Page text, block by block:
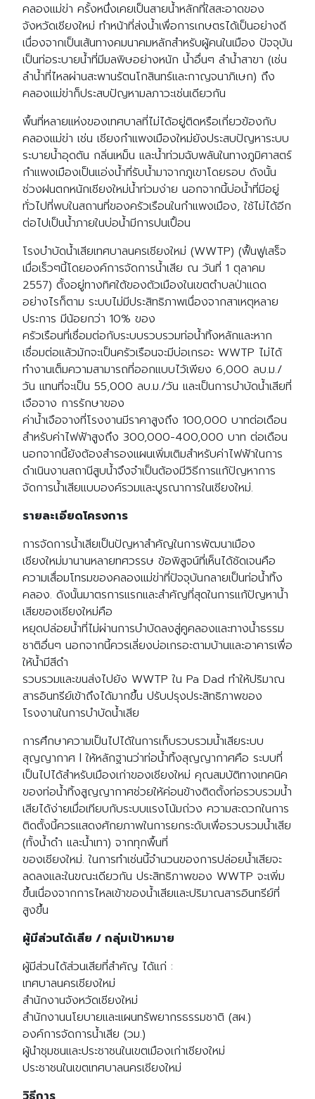
คลองแม่ข่า ครั้งหนึ่งเคยเป็นสายน้ำหลักที่ใสสะอาดของ
จังหวัดเชียงใหม่ ทำหน้าที่ส่งน้ำเพื่อการเกษตรได้เป็นอย่างดี
เนื่องจากเป็นเส้นทางคมนาคมหลักสำหรับผู้คนในเมือง ปัจจุบัน
เป็นท่อระบายน้ำที่มีมลพิษอย่างหนัก น้ำอื่นๆ ลำน้ำสาขา (เช่น
ลำน้ำที่ไหลผ่านสะพานรัตนโกสินทร์และกาญจนาภิเษก) ถึง
คลองแม่ข่าก็ประสบปัญหามลภาวะเช่นเดียวกัน
พื้นที่หลายแห่งของเทศบาลที่ไม่ได้อยู่ติดหรือเกี่ยวข้องกับ
คลองแม่ข่า เช่น เชียงกำแพงเมืองใหม่ยังประสบปัญหาระบบ
ระบายน้ำอุดตัน กลิ่นเหม็น และน้ำท่วมฉับพลันในทางภูมิศาสตร์
กำแพงเมืองเป็นแอ่งน้ำที่รับน้ำมาจากภูเขาโดยรอบ ดังนั้น
ช่วงฝนตกหนักเชียงใหม่น้ำท่วมง่าย นอกจากนี้บ่อน้ำที่มีอยู่
ทั่วไปที่พบในสถานที่ของครัวเรือนในกำแพงเมือง, ใช้ไม่ได้อีก
ต่อไปเป็นน้ำภายในบ่อน้ำมีการปนเปื้อน
โรงบำบัดน้ำเสียเทศบาลนครเชียงใหม่ (WWTP) (ฟื้นฟูเสร็จ
เมื่อเร็วๆนี้โดยองค์การจัดการน้ำเสีย ณ วันที่ 1 ตุลาคม
2557) ตั้งอยู่ทางทิศใต้ของตัวเมืองในเขตตำบลป่าแดด
อย่างไรก็ตาม ระบบไม่มีประสิทธิภาพเนื่องจากสาเหตุหลาย
ประการ มีน้อยกว่า 10% ของ
ครัวเรือนที่เชื่อมต่อกับระบบรวบรวมท่อน้ำทิ้งหลักและหาก
เชื่อมต่อแล้วมักจะเป็นครัวเรือนจะมีบ่อเกรอะ WWTP ไม่ได้
ทำงานเต็มความสามารถที่ออกแบบไว้เพียง 6,000 ลบ.ม./
วัน แทนที่จะเป็น 55,000 ลบ.ม./วัน และเป็นการบำบัดน้ำเสียที่
เจือจาง การรักษาของ
ค่าน้ำเจือจางที่โรงงานมีราคาสูงถึง 100,000 บาทต่อเดือน
สำหรับค่าไฟฟ้าสูงถึง 300,000-400,000 บาท ต่อเดือน
นอกจากนี้ยังต้องสำรองแผนเพิ่มเติมสำหรับค่าไฟฟ้าในการ
ดำเนินงานสถานีสูบน้ำจึงจำเป็นต้องมีวิธีการแก้ปัญหาการ
จัดการน้ำเสียแบบองค์รวมและบูรณาการในเชียงใหม่.
รายละเอียดโครงการ
การจัดการน้ำเสียเป็นปัญหาสำคัญในการพัฒนาเมือง
เชียงใหม่มานานหลายทศวรรษ ข้อพิสูจน์ที่เห็นได้ชัดเจนคือ
ความเสื่อมโทรมของคลองแม่ข่าที่ปัจจุบันกลายเป็นท่อน้ำทิ้ง
คลอง. ดังนั้นมาตรการแรกและสำคัญที่สุดในการแก้ปัญหาน้ำ
เสียของเชียงใหม่คือ
หยุดปล่อยน้ำที่ไม่ผ่านการบำบัดลงสู่คูคลองและทางน้ำธรรม
ชาติอื่นๆ นอกจากนี้ควรเลี่ยงบ่อเกรอะตามบ้านและอาคารเพื่อ
ให้น้ำมีสีดำ
รวบรวมและขนส่งไปยัง WWTP ใน Pa Dad ทำให้ปริมาณ
สารอินทรีย์เข้าถึงได้มากขึ้น ปรับปรุงประสิทธิภาพของ
โรงงานในการบำบัดน้ำเสีย
การศึกษาความเป็นไปได้ในการเก็บรวบรวมน้ำเสียระบบ
สุญญากาศ l ให้หลักฐานว่าท่อน้ำทิ้งสุญญากาศคือ ระบบที่
เป็นไปได้สำหรับเมืองเก่าของเชียงใหม่ คุณสมบัติทางเทคนิค
ของท่อน้ำทิ้งสูญญากาศช่วยให้ค่อนข้างติดตั้งท่อรวบรวมน้ำ
เสียได้ง่ายเมื่อเทียบกับระบบแรงโน้มถ่วง ความสะดวกในการ
ติดตั้งนี้ควรแสดงศักยภาพในการยกระดับเพื่อรวบรวมน้ำเสีย
(ทั้งน้ำดำ และน้ำเทา) จากทุกพื้นที่
ของเชียงใหม่. ในการทำเช่นนี้จำนวนของการปล่อยน้ำเสียจะ
ลดลงและในขณะเดียวกัน ประสิทธิภาพของ WWTP จะเพิ่ม
ขึ้นเนื่องจากการไหลเข้าของน้ำเสียและปริมาณสารอินทรีย์ที่
สูงขึ้น
ผู้มีส่วนได้เสีย / กลุ่มเป้าหมาย
ผู้มีส่วนได้ส่วนเสียที่สำคัญ ได้แก่ :
เทศบาลนครเชียงใหม่
สำนักงานจังหวัดเชียงใหม่
สำนักงานนโยบายและแผนทรัพยากรธรรมชาติ (สผ.)
องค์การจัดการน้ำเสีย (วม.)
ผู้นำชุมชนและประชาชนในเขตเมืองเก่าเชียงใหม่
ประชาชนในเขตเทศบาลนครเชียงใหม่